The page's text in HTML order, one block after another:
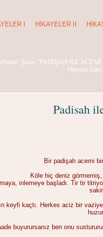
I HIKAYELER II
Şuan "PADİŞAH İLE
Hayata Dair
Padisah
Bir padişah acemi
Köle hiç deniz
inlemeye başladı. Tir tir
keyfi kaçtı. Herkes aciz bir
buyurursanız ben onu